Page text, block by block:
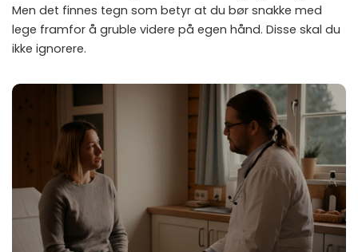
Men det finnes tegn som betyr at du bør snakke med
lege framfor å gruble videre på egen hånd. Disse skal du
ikke ignorere.